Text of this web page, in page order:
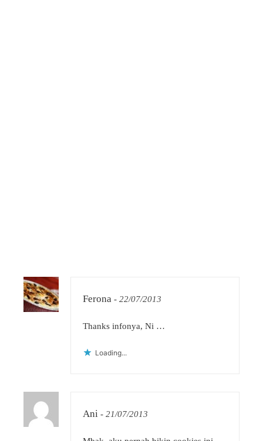
Ferona - 22/07/2013
Thanks infonya, Ni …
Loading...
Ani - 21/07/2013